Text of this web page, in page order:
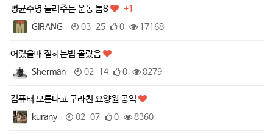
평균수명 늘려주는 운동 톱8
+1
GIRANG
03-25 0 17168
어렸을때 절하는법 몰랐음
Sherman 02-14 0 8279
컴퓨터 모른다고 구라친 요양원 공익
kurany 02-07 0 8360